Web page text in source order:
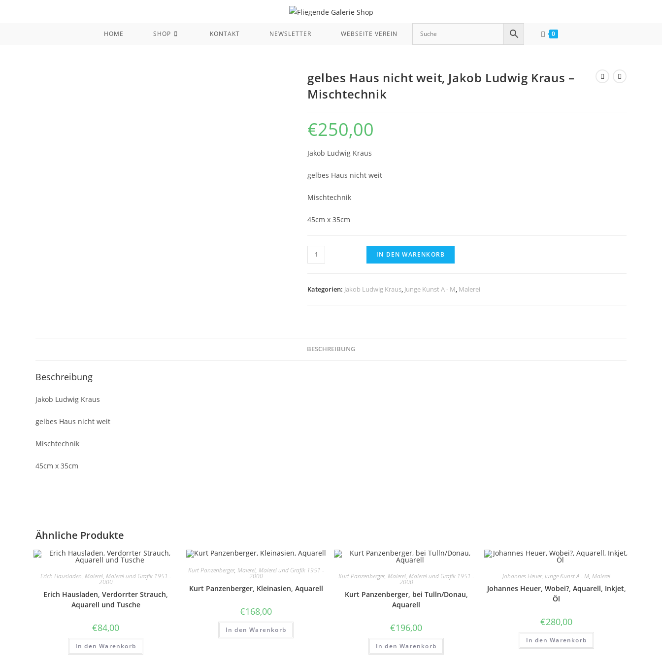
HOME SHOP KONTAKT NEWSLETTER WEBSEITE VEREIN 0
gelbes Haus nicht weit, Jakob Ludwig Kraus –
Mischtechnik
€250,00
Jakob Ludwig Kraus
gelbes Haus nicht weit
Mischtechnik
45cm x 35cm
gelbes
Haus
weit,
Mischtechnik
IN DEN WARENKORB
Kategorien: Jakob Ludwig Kraus, Junge Kunst A - M, Malerei
BESCHREIBUNG
Beschreibung
Jakob Ludwig Kraus
gelbes Haus nicht weit
Mischtechnik
45cm x 35cm
Ähnliche Produkte
Erich Hausladen, Malerei, Malerei und Grafik 1951 -
2000
Erich Hausladen, Verdorrter Strauch,
Aquarell und Tusche
€84,00
In den Warenkorb
Kurt Panzenberger, Malerei, Malerei und Grafik 1951 -
2000
Kurt Panzenberger, Kleinasien, Aquarell
€168,00
In den Warenkorb
Kurt Panzenberger, Malerei, Malerei und Grafik 1951 -
2000
Kurt Panzenberger, bei Tulln/Donau,
Aquarell
€196,00
In den Warenkorb
Johannes Heuer, Junge Kunst A - M, Malerei
Johannes Heuer, Wobei?, Aquarell, Inkjet,
Öl
€280,00
In den Warenkorb